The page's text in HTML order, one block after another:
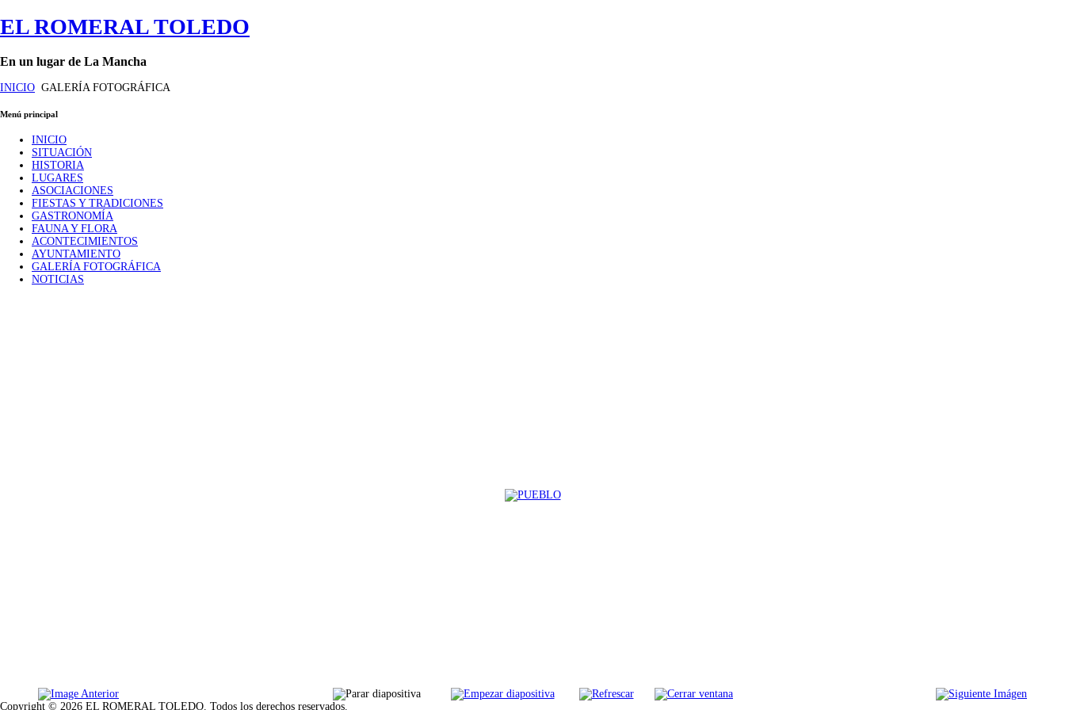
EL ROMERAL TOLEDO
En un lugar de La Mancha
INICIO GALERÍA FOTOGRÁFICA
Menú principal
INICIO
SITUACIÓN
HISTORIA
LUGARES
ASOCIACIONES
FIESTAS Y TRADICIONES
GASTRONOMÍA
FAUNA Y FLORA
ACONTECIMIENTOS
AYUNTAMIENTO
GALERÍA FOTOGRÁFICA
NOTICIAS
Copyright © 2026 EL ROMERAL TOLEDO. Todos los derechos reservados.